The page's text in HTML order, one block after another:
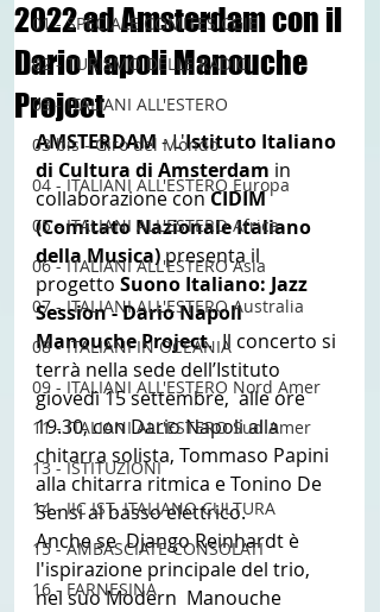
01 - SPECIALE COMITES CGIE
02 - TURISMO DELLE RADICI
03 - ITALIANI ALL'ESTERO
03 bis - Giro del Mondo
04 - ITALIANI ALL'ESTERO Europa
05 - ITALIANI ALL'ESTERO Africa
06 - ITALIANI ALL'ESTERO Asia
07 - ITALIANI ALL'ESTERO Australia
08 - ITALIANI IN OCEANIA
09 - ITALIANI ALL'ESTERO Nord Amer
11 - ITALIANI ALL'ESTERO Sud Amer
13 - ISTITUZIONI
14 - IIC IST. ITALIANO CULTURA
15 - AMBASCIATE CONSOLATI
16 - FARNESINA
2022 ad Amsterdam con il
Dario Napoli Manouche
Project
AMSTERDAM - L'Istituto Italiano
di Cultura di Amsterdam in
collaborazione con CIDIM
(Comitato Nazionale Italiano
della Musica) presenta il
progetto Suono Italiano: Jazz
Session - Dario Napoli
Manouche Project.  Il concerto si
terrà nella sede dell’Istituto
giovedì 15 settembre,  alle ore
19.30, con Dario Napoli alla
chitarra solista, Tommaso Papini
alla chitarra ritmica e Tonino De
Sensi al basso elettrico.
Anche se  Django Reinhardt è
l'ispirazione principale del trio,
nel suo Modern  Manouche